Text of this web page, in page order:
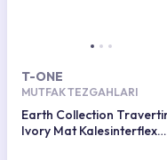
T-ONE
MUTFAK TEZGAHLARI
Earth Collection
Ivory Mat Kalesinterflex